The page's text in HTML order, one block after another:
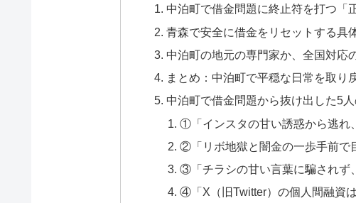
中泊町で借金問題に終止符を打つ「
青森で安全に借金をリセットする具
中泊町の地元の専門家か、全国対応
まとめ：中泊町で平穏な日常を取り
中泊町で借金問題から抜け出した5
①「インスタの甘い誘惑から逃れ
②「リボ地獄と闇金の一歩手前で
③「チラシの甘い言葉に騙されず
④「X（旧Twitter）の個人間融資